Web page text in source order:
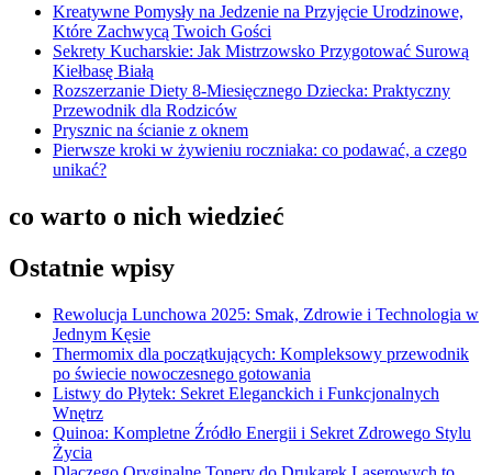
Kreatywne Pomysły na Jedzenie na Przyjęcie Urodzinowe,
Które Zachwycą Twoich Gości
Sekrety Kucharskie: Jak Mistrzowsko Przygotować Surową
Kiełbasę Białą
Rozszerzanie Diety 8-Miesięcznego Dziecka: Praktyczny
Przewodnik dla Rodziców
Prysznic na ścianie z oknem
Pierwsze kroki w żywieniu roczniaka: co podawać, a czego
unikać?
co warto o nich wiedzieć
Ostatnie wpisy
Rewolucja Lunchowa 2025: Smak, Zdrowie i Technologia w
Jednym Kęsie
Thermomix dla początkujących: Kompleksowy przewodnik
po świecie nowoczesnego gotowania
Listwy do Płytek: Sekret Eleganckich i Funkcjonalnych
Wnętrz
Quinoa: Kompletne Źródło Energii i Sekret Zdrowego Stylu
Życia